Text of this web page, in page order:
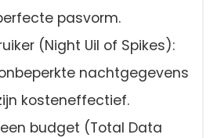
pasvorm.
(Night Uil of Spikes):
nachtgegevens
kosteneffectief.
budget (Total Data